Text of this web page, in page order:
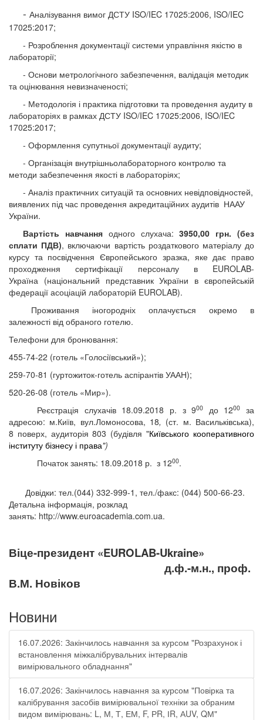
- Аналізування вимог ДСТУ ISO/IEC 17025:2006, ISO/IEC
17025:2017;
- Розроблення документації системи управління якістю в
лабораторії;
- Основи метрологічного забезпечення, валідація методик
та оцінювання невизначеності;
- Методологія і практика підготовки та проведення аудиту в
лабораторіях в рамках ДСТУ ISO/IEC 17025:2006, ISO/IEC
17025:2017;
- Оформлення супутньої документації аудиту;
- Організація внутрішньолабораторного контролю та
методи забезпечення якості в лабораторіях;
- Аналіз практичних ситуацій та основних невідповідностей,
виявлених під час проведення акредитаційних аудитів НААУ
України.
Вартість навчання одного слухача:3950,00 грн. (без
сплати ПДВ), включаючи вартість роздаткового матеріалу до
курсу та посвідчення Європейського зразка, яке дає право
проходження сертифікації персоналу в EUROLAB-
Україна (національний представник України в європейській
федерації асоціацій лабораторій EUROLAB).
Проживання іногородніх оплачується окремо в
залежності від обраного готелю.
Телефони для бронювання:
455-74-22 (готель «Голосіївський»);
259-70-81 (гуртожиток-готель аспірантів УААН);
520-26-08 (готель «Мир»).
Реєстрація слухачів 18.09.2018 р. з 900 до 1200
за
адресою: м.Київ, вул.Ломоносова, 18, (ст. м. Васильківська),
8 поверх, аудиторія 803 (будівля "Київського кооперативного
інституту бізнесу і права")
Початок занять: 18.09.2018 р. з 1200.
Довідки: тел.(044) 332-999-1, тел./факс: (044)500-66-23.
Детальна інформація, розклад
занять: http://www.euroacademia.com.ua.
Віце-президент «EUROLAB-Ukraine»
д.ф.-м.н., проф.
В.М. Новіков
Новини
16.07.2026: Закінчилось навчання за курсом "Розрахунок і
встановлення міжкалібрувальних інтервалів
вимірювального обладнання"
16.07.2026: Закінчилось навчання за курсом "Повірка та
калібрування засобів вимірювальної техніки за обраним
видом вимірювань: L, М, Т, ЕМ, F, РR, ІR, АUV, QМ"